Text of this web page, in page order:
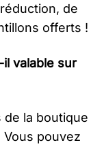
de
offerts !
il valable sur
la boutique
pouvez